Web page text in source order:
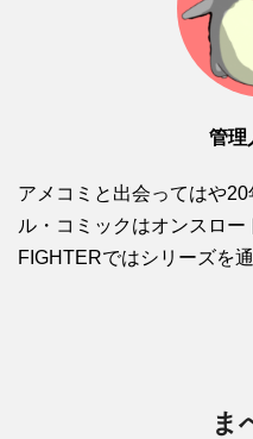
管理
アメコミと出会ってはや
ル・コミックはオンスロ
FIGHTERではシリーズを
ま